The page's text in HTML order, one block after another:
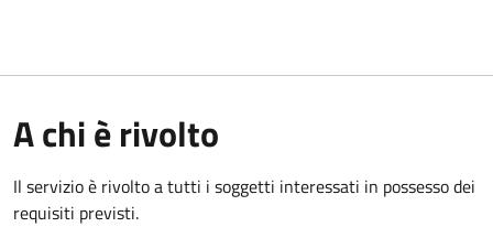
A chi è rivolto
Il servizio è rivolto a tutti i soggetti interessati in possesso dei
requisiti previsti.